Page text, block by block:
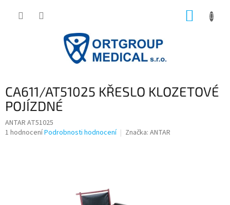
CA611/AT51025 KŘESLO KLOZETOVÉ
POJÍZDNÉ
ANTAR AT51025
Průměrné
1 hodnoceníPodrobnosti hodnocení Značka: ANTAR